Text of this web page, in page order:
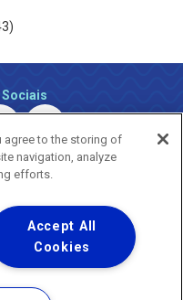
Sociais
os Direitos Reservados.
a vida
agree to the storing of
navigation, analyze
efforts.
Accept All
Cookies